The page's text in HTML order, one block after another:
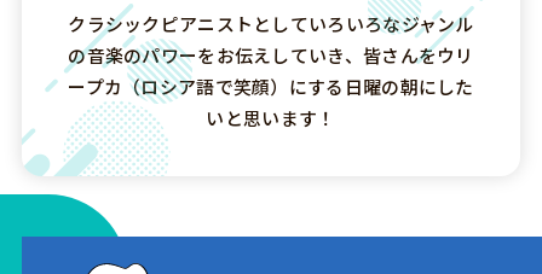
クラシックピアニストとしていろいろなジャンル
の音楽のパワーをお伝えしていき、皆さんをウリ
ープカ（ロシア語で笑顔）にする日曜の朝にした
いと思います！